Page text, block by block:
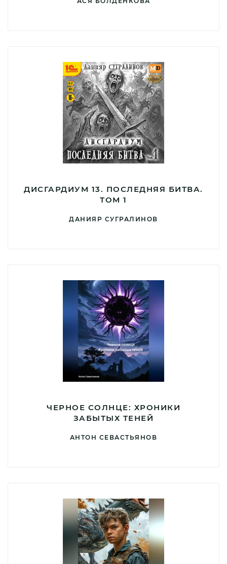
ДИСГАРДИУМ 13. ПОСЛЕДНЯЯ БИТВА.
ТОМ 1
ДАНИЯР СУГРАЛИНОВ
ЧЕРНОЕ СОЛНЦЕ: ХРОНИКИ
ЗАБЫТЫХ ТЕНЕЙ
АНТОН СЕВАСТЬЯНОВ